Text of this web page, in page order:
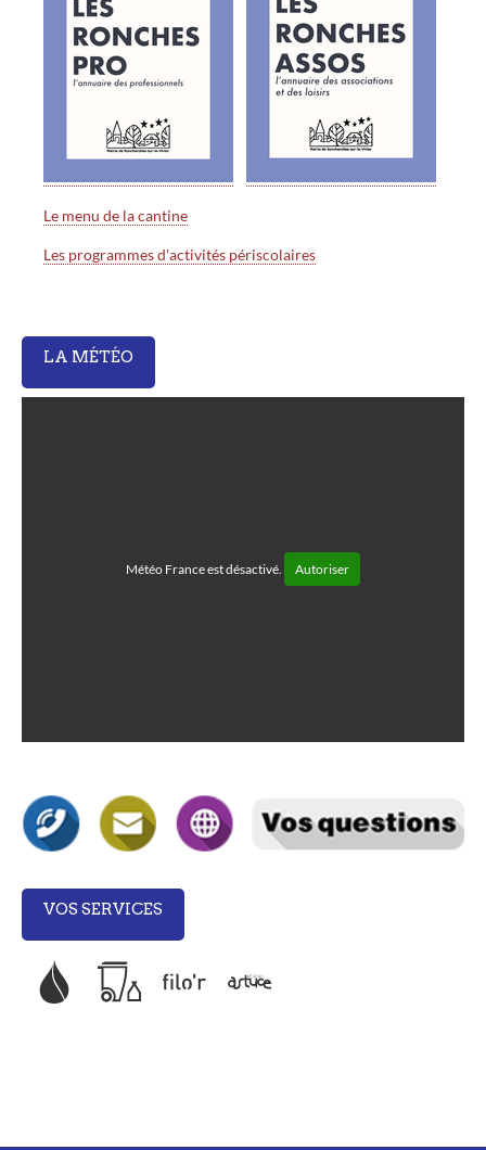
Le menu de la cantine
Les programmes d'activités périscolaires
LA MÉTÉO
Météo France est désactivé. Autoriser
VOS SERVICES